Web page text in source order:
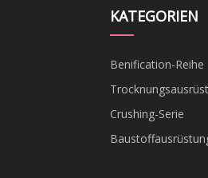
KATEGORIEN
Benification-Reihe
Crushing-Serie